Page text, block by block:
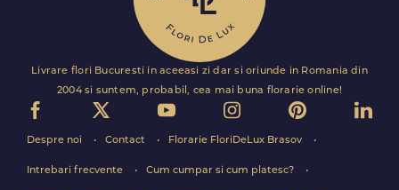
Livrare flori Bucuresti in aceeasi zi dar si oriunde in Romania din
2004 si suntem, probabil, cea mai buna florarie online!
Despre noi Contact Florarie FloriDeLux Brasov
Intrebari frecvente Cum cumpar si cum platesc?